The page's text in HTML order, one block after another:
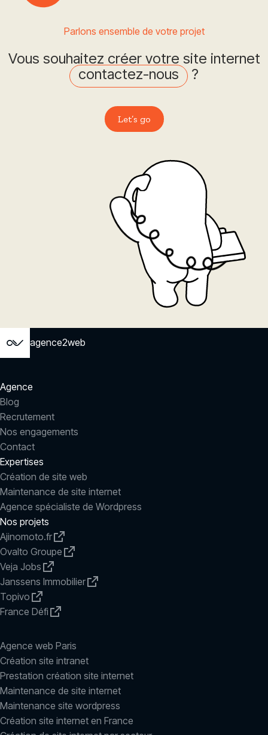
Parlons ensemble de votre projet
Vous souhaitez créer votre site internet
contactez-nous
?
Let’s go
agence2web
Agence
Blog
Recrutement
Nos engagements
Contact
Expertises
Création de site web
Maintenance de site internet
Agence spécialiste de Wordpress
Nos projets
Ajinomoto.fr
Ovalto Groupe
Veja Jobs
Janssens Immobilier
Topivo
France Défi
Agence web Paris
Création site intranet
Prestation création site internet
Maintenance de site internet
Maintenance site wordpress
Création site internet en France